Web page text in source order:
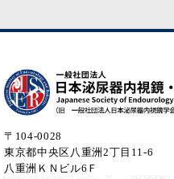
〒104-0028
東京都中央区八重洲2丁目11-6
八重洲ＫＮビル6Ｆ